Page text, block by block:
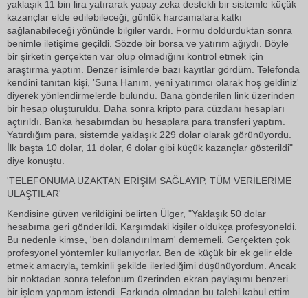
yaklaşık 11 bin lira yatırarak yapay zeka destekli bir sistemle küçük
kazançlar elde edilebileceği, günlük harcamalara katkı
sağlanabileceği yönünde bilgiler vardı. Formu doldurduktan sonra
benimle iletişime geçildi. Sözde bir borsa ve yatırım ağıydı. Böyle
bir şirketin gerçekten var olup olmadığını kontrol etmek için
araştırma yaptım. Benzer isimlerde bazı kayıtlar gördüm. Telefonda
kendini tanıtan kişi, 'Suna Hanım, yeni yatırımcı olarak hoş geldiniz'
diyerek yönlendirmelerde bulundu. Bana gönderilen link üzerinden
bir hesap oluşturuldu. Daha sonra kripto para cüzdanı hesapları
açtırıldı. Banka hesabımdan bu hesaplara para transferi yaptım.
Yatırdığım para, sistemde yaklaşık 229 dolar olarak görünüyordu.
İlk başta 10 dolar, 11 dolar, 6 dolar gibi küçük kazançlar gösterildi"
diye konuştu.
'TELEFONUMA UZAKTAN ERİŞİM SAĞLAYIP, TÜM VERİLERİME
ULAŞTILAR'
Kendisine güven verildiğini belirten Ülger, "Yaklaşık 50 dolar
hesabıma geri gönderildi. Karşımdaki kişiler oldukça profesyoneldi.
Bu nedenle kimse, 'ben dolandırılmam' dememeli. Gerçekten çok
profesyonel yöntemler kullanıyorlar. Ben de küçük bir ek gelir elde
etmek amacıyla, temkinli şekilde ilerlediğimi düşünüyordum. Ancak
bir noktadan sonra telefonum üzerinden ekran paylaşımı benzeri
bir işlem yapmam istendi. Farkında olmadan bu talebi kabul ettim.